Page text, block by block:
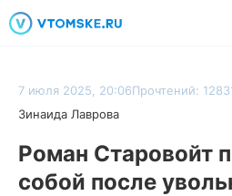
7 июля 2025, 20:06Прочтений:
Зинаида Лаврова
Роман Старовойт
собой после